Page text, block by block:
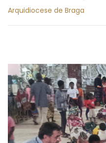
Arquidiocese de Braga